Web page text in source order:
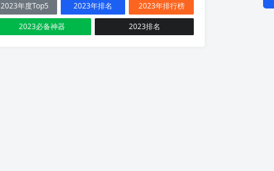
2023年度Top5
2023年排名
2023年排行榜
2023必备神器
2023排名